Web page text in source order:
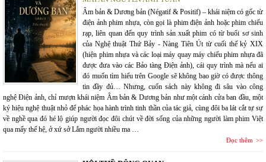
Âm bản & Dương bản (Négatif & Positif) – khái niệm có gốc từ
điện ảnh phim nhựa, còn gọi là phim điện ảnh hoặc phim chiếu
rạp, liên quan đến quy trình sản xuất phim có từ buổi sơ sinh
của Nghệ thuật Thứ Bảy - Nàng Tiên Út từ cuối thế kỷ XIX
(hiện phim nhựa và các loại máy quay máy chiếu phim nhựa đã
được đưa vào các Bảo tàng Điện ảnh), cái quy trình mà nếu ai
đó muốn tìm hiểu trên Google sẽ không bao giờ có được thông
tin đầy đủ… Nhưng, cuốn sách này không đi sâu vào công
nghệ Điện ảnh, chỉ mượn khái niệm Âm bản & Dương bản như một cánh cửa ban đầu, một
ký hiệu nghệ thuật nhỏ để phác họa hành trình tinh thần của tác giả, cùng đôi ba lát cắt tự sự
về nghề qua đó hé lộ giúp người đọc đôi chút về đời sống của những người làm phim Việt
qua mấy thế hệ, ở xứ sở Lắm người nhiều ma …
Đọc thêm